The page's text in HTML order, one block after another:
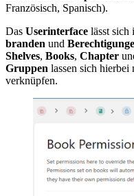
Französisch, Spanisch).
Das Userinterface lässt sich
branden und
Shelves, Books, Chapter
Gruppen lassen sich hierbei
verknüpfen.